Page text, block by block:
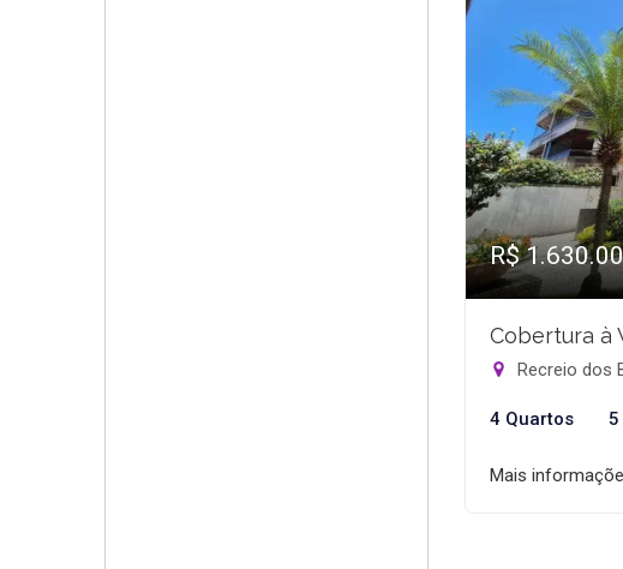
R$
Cobertura à
Recreio dos
4 Quartos 5
Mais